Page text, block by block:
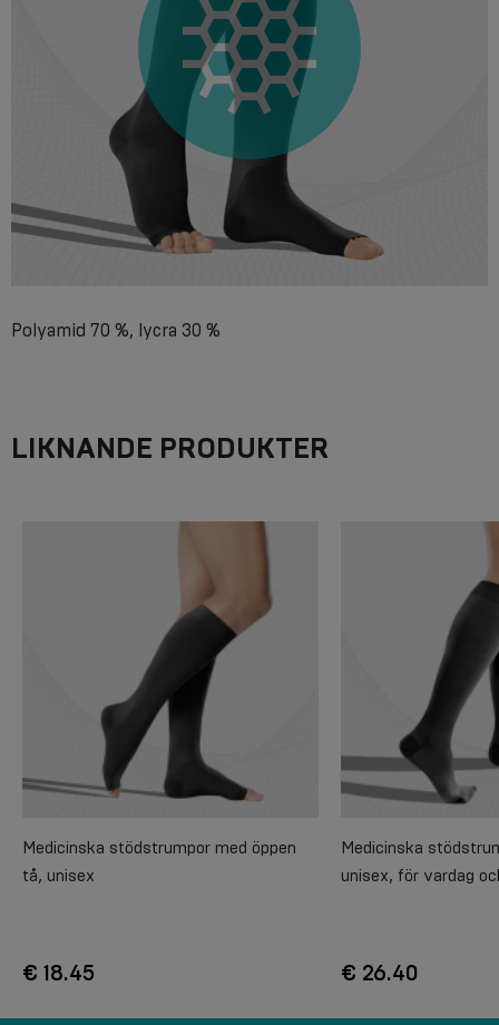
Polyamid 70 %, lycra 30 %
LIKNANDE PRODUKTER
Medicinska stödstrumpor med öppen
tå, unisex
€ 18.45
Medicinska
unisex, för vardag
€ 26.40